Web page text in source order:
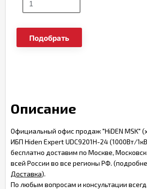
Подобрать
Описание
Официальный офис продаж "HiDEN MSK"
ИБП Hiden Expert UDC9201H-24 (1000Вт/
бесплатно доставим по Москве,
всей России во все регионы РФ.
Доставка).
По любым вопросам и консультации